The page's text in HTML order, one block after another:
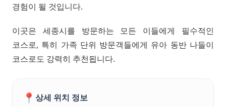
경험이 될 것입니다.
이곳은 세종시를 방문하는 모든 이들에게 필수적인
코스로, 특히 가족 단위 방문객들에게 유아 동반 나들이
코스로도 강력히 추천됩니다.
📍 상세 위치 정보